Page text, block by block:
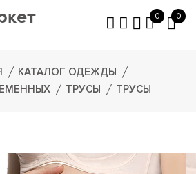
0 0
КАТАЛОГ ОДЕЖДЫ
ТРУСЫ ТРУСЫ